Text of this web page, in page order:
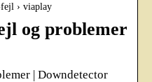
› viaplay
og problemer
| Downdetector